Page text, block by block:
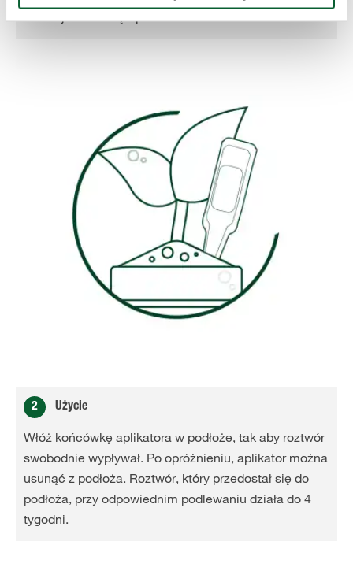
2 Użycie
Włóż końcówkę aplikatora w podłoże, tak aby roztwór
swobodnie wypływał. Po opróżnieniu, aplikator można
usunąć z podłoża. Roztwór, który przedostał się do
podłoża, przy odpowiednim podlewaniu działa do 4
tygodni.